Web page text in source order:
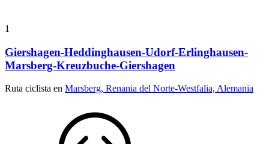
1
Giershagen-Heddinghausen-Udorf-Erlinghausen-
Marsberg-Kreuzbuche-Giershagen
Ruta ciclista en Marsberg, Renania del Norte-Westfalia, Alemania